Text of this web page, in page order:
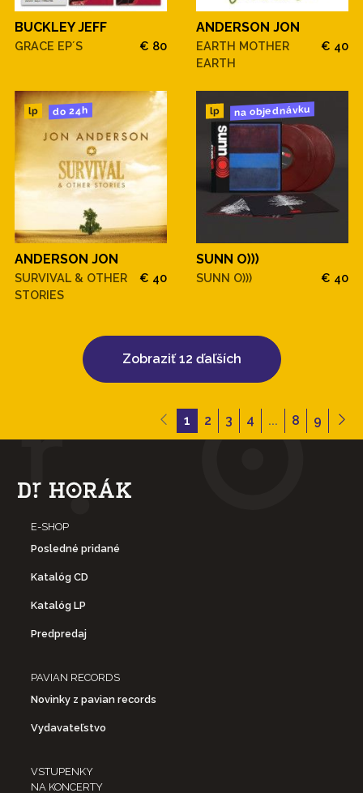
BUCKLEY JEFF
GRACE EP´S € 80
ANDERSON JON
EARTH MOTHER
EARTH
€ 40
lp do 24h
ANDERSON JON
SURVIVAL & OTHER
STORIES
€ 40
lp na objednávku
SUNN O)))
SUNN O))) € 40
Zobraziť 12 ďaľších
1 2 3 4 ... 8 9
E-SHOP
Posledné pridané
Katalóg CD
Katalóg LP
Predpredaj
PAVIAN RECORDS
Novinky z pavian records
Vydavateľstvo
VSTUPENKY
NA KONCERTY